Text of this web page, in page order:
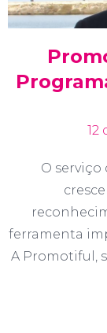
12
O
ferramenta
A Promotiful,